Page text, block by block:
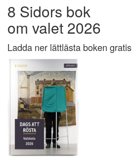
8 Sidors bok
om valet 2026
Ladda ner lättlästa boken gratis